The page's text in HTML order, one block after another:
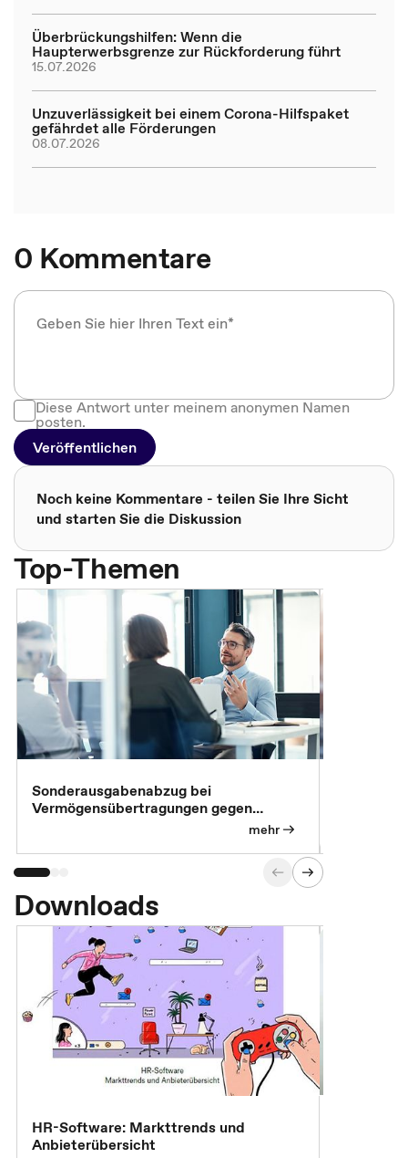
Überbrückungshilfen: Wenn die
Haupterwerbsgrenze zur Rückforderung führt
15.07.2026
Unzuverlässigkeit bei einem Corona-Hilfspaket
gefährdet alle Förderungen
08.07.2026
0 Kommentare
Diese Antwort unter meinem anonymen Namen
posten.
Veröffentlichen
Noch keine Kommentare - teilen Sie Ihre Sicht
und starten Sie die Diskussion
Top-Themen
Sonderausgabenabzug bei
Vermögensübertragungen gegen
mehr
Downloads
HR-Software: Markttrends und
Anbieterübersicht